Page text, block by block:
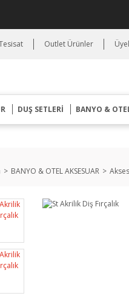
Outlet Ürünler
DUŞ SETLERİ BANYO &
BANYO & OTEL AKSESUAR